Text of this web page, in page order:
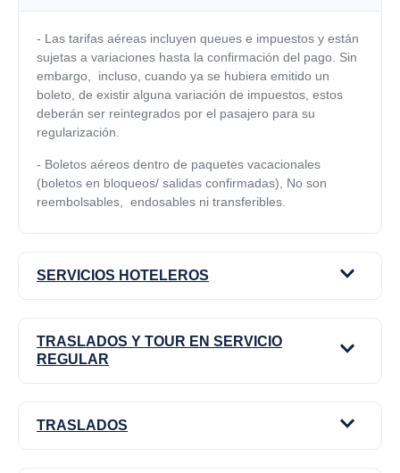
- Las tarifas aéreas incluyen queues e impuestos y están
sujetas a variaciones hasta la confirmación del pago. Sin
embargo, incluso, cuando ya se hubiera emitido un
boleto, de existir alguna variación de impuestos, estos
deberán ser reintegrados por el pasajero para su
regularización.
- Boletos aéreos dentro de paquetes vacacionales
(boletos en bloqueos/ salidas confirmadas), No son
reembolsables, endosables ni transferibles.
SERVICIOS HOTELEROS
TRASLADOS Y TOUR EN SERVICIO
REGULAR
TRASLADOS